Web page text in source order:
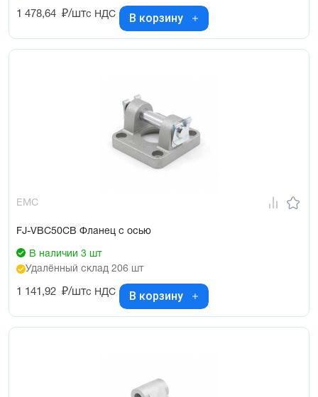
1 478,64 ₽/штс НДС В корзину
EMC
FJ-VBC50CB Фланец с осью
В наличии 3 шт
Удалённый склад 206 шт
1 141,92 ₽/штс НДС В корзину